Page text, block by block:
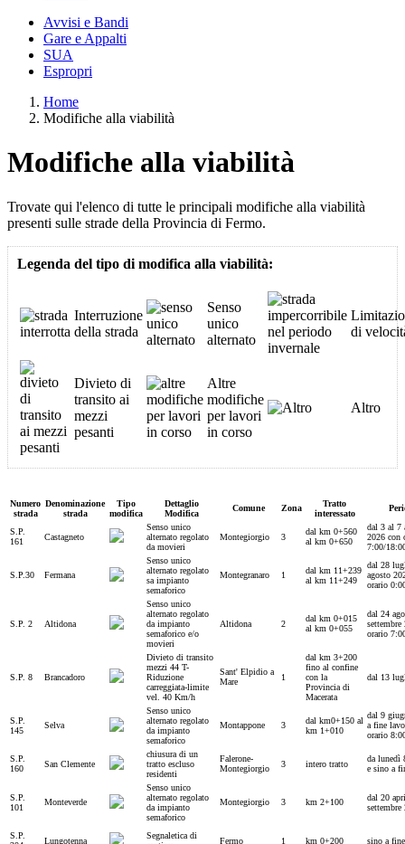
Avvisi e Bandi
Gare e Appalti
SUA
Espropri
Home
Modifiche alla viabilità
Modifiche alla viabilità
Trovate qui l'elenco di tutte le principali modifiche alla viabilità
presenti sulle strade della Provincia di Fermo.
Legenda del tipo di modifica alla viabilità:
Interruzione
della strada
Senso
unico
alternato
di
Divieto di
transito ai
mezzi
pesanti
Altre
modifiche
per lavori
in corso
Altro
Numero
strada
Denominazione
strada
Tipo
modifica
Dettaglio
Modifica
Comune Zona
Tratto
interessato
S.P.
161
Castagneto
Senso unico
alternato regolato
da movieri
Montegiorgio 3
dal km 0+560
al km 0+650
dal 3 al 7
2026 con
7:00/
S.P.30 Fermana
Senso unico
alternato regolato
sa impianto
semaforico
Montegranaro 1
dal km 11+239
al km 11+249
dal 28
agosto
orario
S.P. 2 Altidona
Senso unico
alternato regolato
da impianto
semaforico e/o
movieri
Altidona 2
dal km 0+015
al km 0+055
dal 24
settembre
orario
S.P. 8 Brancadoro
Divieto di transito
mezzi 44 T-
Riduzione
carreggiata-limite
vel. 40 Km/h
Sant' Elpidio a
Mare
1
dal km 3+200
fino al confine
con la
Provincia di
Macerata
dal 13
S.P.
145
Selva
Senso unico
alternato regolato
da impianto
semaforico
Montappone 3
dal km0+150 al
km 1+010
dal 9
a fine
orario
S.P.
160
San Clemente
chiusura di un
tratto escluso
residenti
Falerone-
Montegiorgio
3 intero tratto
da lunedì
e sino a
S.P.
101
Monteverde
Senso unico
alternato regolato
da impianto
semaforico
Montegiorgio 3 km 2+100
dal 20
settembre
S.P.
Lungotenna
Segnaletica di
Fermo 1 km 0+200 sino a